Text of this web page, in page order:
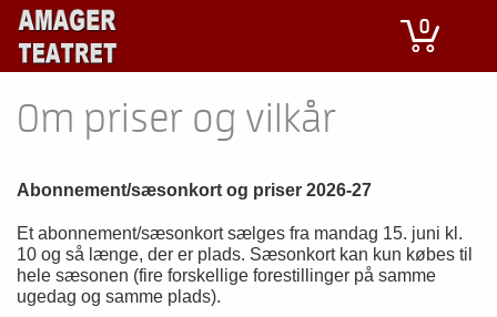
0
Om priser og vilkår
Abonnement/sæsonkort og priser 2026-27
Et abonnement/sæsonkort sælges fra mandag 15. juni kl.
10 og så længe, der er plads. Sæsonkort kan kun købes til
hele sæsonen (fire forskellige forestillinger på samme
ugedag og samme plads).